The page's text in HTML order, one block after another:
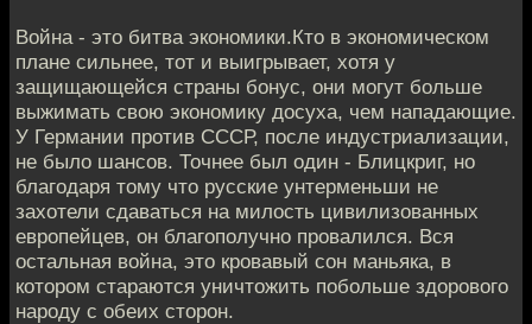
Война - это битва экономики.Кто в экономическом
плане сильнее, тот и выигрывает, хотя у
защищающейся страны бонус, они могут больше
выжимать свою экономику досуха, чем нападающие.
У Германии против СССР, после индустриализации,
не было шансов. Точнее был один - Блицкриг, но
благодаря тому что русские унтерменьши не
захотели сдаваться на милость цивилизованных
европейцев, он благополучно провалился. Вся
остальная война, это кровавый сон маньяка, в
котором стараются уничтожить побольше здорового
народу с обеих сторон.